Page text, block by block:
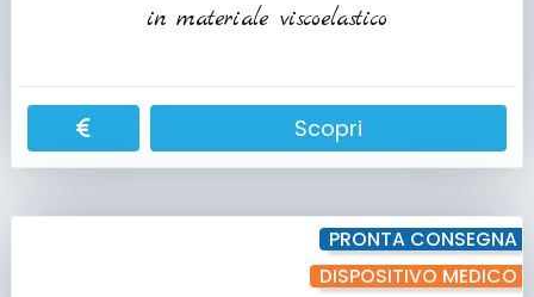
in materiale viscoelastico
Scopri
PRONTA CONSEGNA
DISPOSITIVO MEDICO